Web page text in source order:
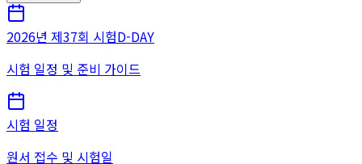
2026년 제37회 시험D-DAY
시험 일정 및 준비 가이드
시험 일정
원서 접수 및 시험일